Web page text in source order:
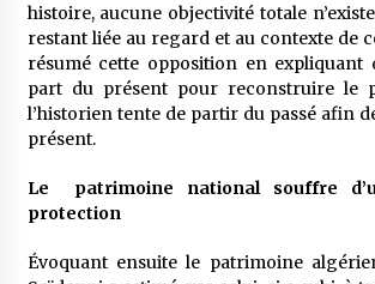
histoire, aucune objectivité totale
restant liée au regard et au contexte de
résumé cette opposition en expliquant
part du présent pour reconstruire le
l’historien tente de partir du passé afin
présent.
Le patrimoine national souffre
protection
Évoquant ensuite le patrimoine